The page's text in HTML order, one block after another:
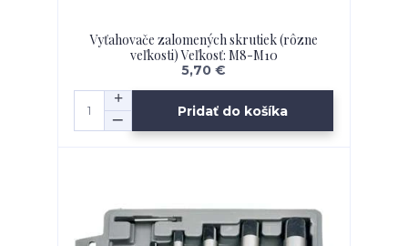
Vyťahovače zalomených skrutiek (rôzne
veľkosti) Veľkosť: M8-M10
5,70 €
Pridať do košíka